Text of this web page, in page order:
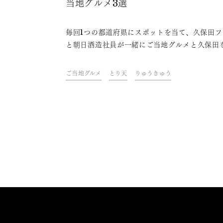
当地グルメ3選
毎回1つの都道府県にスポットを当て、久保田
と朝日酒造社員が一緒にご当地グルメと久保田
楽しむオンライン飲み会「久保田ご当地グルメ
部」。今回は、大分県をテーマに開催しました
ご当地グルメ とり天 りゅうきゅう